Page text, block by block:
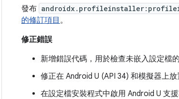
發布
的修訂項目 。
修正錯誤
新增錯誤代碼，用於檢查未嵌入設定檔
修正在 Android U (API 34) 和模擬器上
在設定檔安裝程式中啟用 Android U 支